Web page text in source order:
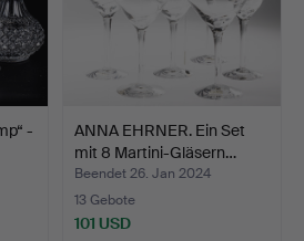
-
ANNA EHRNER. Ein Set
mit 8 Martini-Gläsern…
Beendet 26. Jan 2024
13 Gebote
101 USD